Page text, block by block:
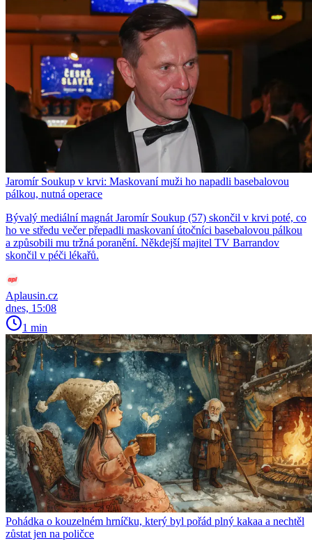
Jaromír Soukup v krvi: Maskovaní muži ho napadli basebalovou
pálkou, nutná operace
Bývalý mediální magnát Jaromír Soukup (57) skončil v krvi poté, co
ho ve středu večer přepadli maskovaní útočníci basebalovou pálkou
a způsobili mu tržná poranění. Někdejší majitel TV Barrandov
skončil v péči lékařů.
Aplausin.cz
dnes, 15:08
1 min
Pohádka o kouzelném hrníčku, který byl pořád plný kakaa a nechtěl
zůstat jen na poličce